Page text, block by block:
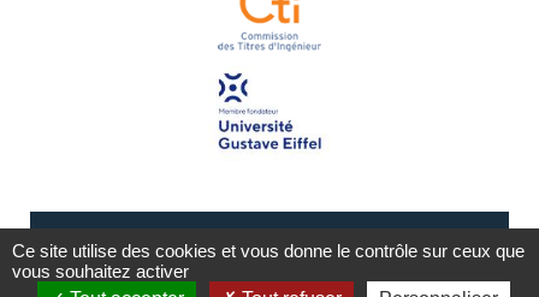
Ce site utilise des cookies et vous donne le contrôle sur ceux que
vous souhaitez activer